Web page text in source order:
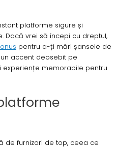
platforme sigure și
Dacă vrei să începi cu dreptul,
pentru a-ți mări șansele de
accent deosebit pe
memorabile pentru
de furnizori de top, ceea ce